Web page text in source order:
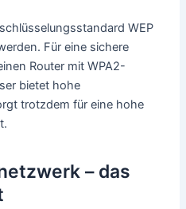
WEP
Für eine sichere
Router mit WPA2-
bietet hohe
trotzdem für eine hohe
– das